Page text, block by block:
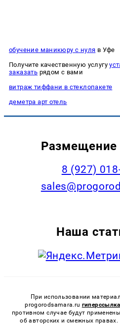
обучение маникюру с нуля в Уфе
Получите качественную услугу
заказать рядом с вами
витраж тиффани в стеклопакете
деметра арт отель
8 (927)
Наша
При использовании
progorodsamara.ru
противном случае будут
об авторских и смежных правах.